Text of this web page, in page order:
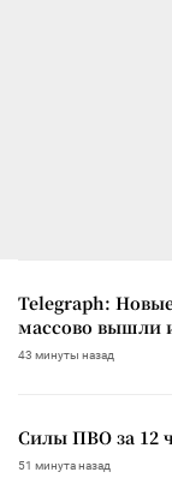
Telegraph:
массово вышли
43 минуты назад
Силы ПВО за 12
51 минута назад